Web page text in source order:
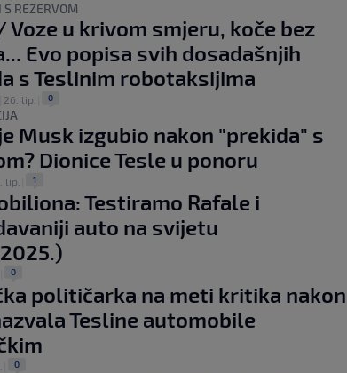
REZERVOM
Voze u krivom smjeru, koče bez
Evo popisa svih dosadašnjih
s Teslinim robotaksijima
26. lip. 0
Musk izgubio nakon "prekida" s
Dionice Tesle u ponoru
lip. 1
Testiramo Rafale i
auto na svijetu
0
političarka na meti kritika nakon
Tesline automobile
0